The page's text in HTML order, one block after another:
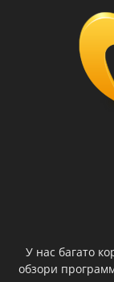
У нас багато
обзори